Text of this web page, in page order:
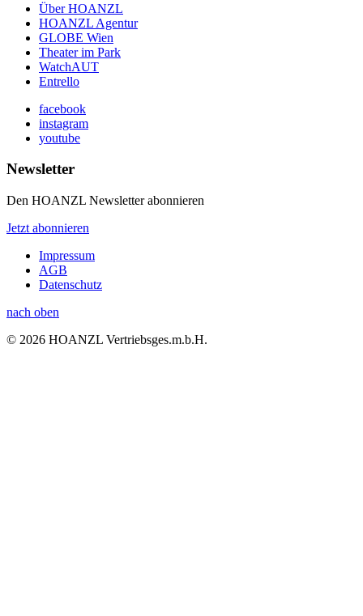
Über HOANZL
HOANZL Agentur
GLOBE Wien
Theater im Park
WatchAUT
Entrello
facebook
instagram
youtube
Newsletter
Den HOANZL Newsletter abonnieren
Jetzt abonnieren
Impressum
AGB
Datenschutz
nach oben
© 2026 HOANZL Vertriebsges.m.b.H.